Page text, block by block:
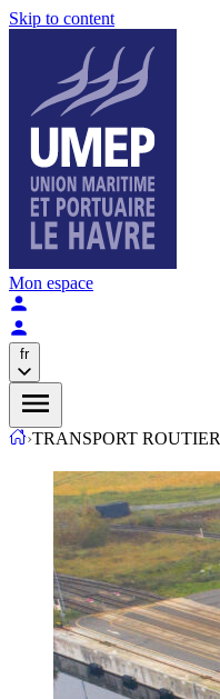
Skip to content
Mon espace
fr
›TRANSPORT ROUTIER